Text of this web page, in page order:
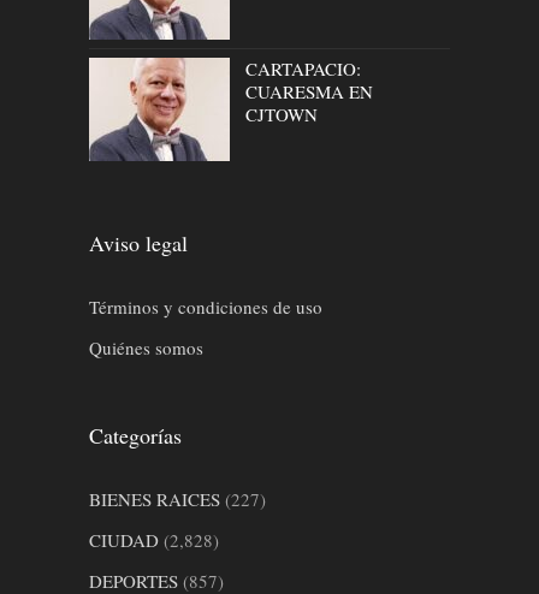
CARTAPACIO:
CUARESMA EN
CJTOWN
Aviso legal
Términos y condiciones de uso
Quiénes somos
Categorías
BIENES RAICES (227)
CIUDAD (2,828)
DEPORTES (857)